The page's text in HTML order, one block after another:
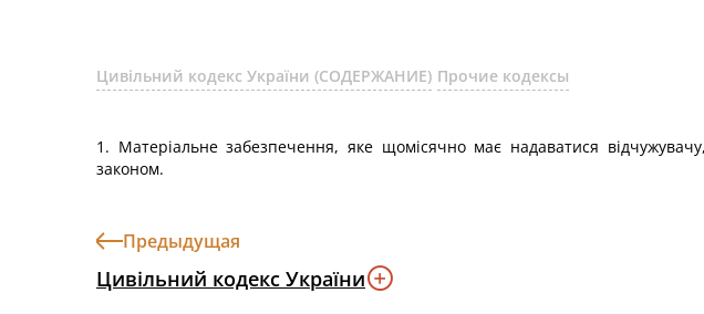
Цивільний кодекс України (СОДЕРЖАНИЕ) Прочие кодексы
1. Матеріальне забезпечення, яке щомісячно має надаватися
законом.
Предыдущая
Цивільний кодекс України